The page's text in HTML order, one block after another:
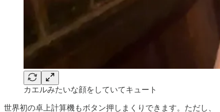
カエルみたいな顔をしていてキュート
世界初の卓上計算機もボタン押しまくりできます。ただし、